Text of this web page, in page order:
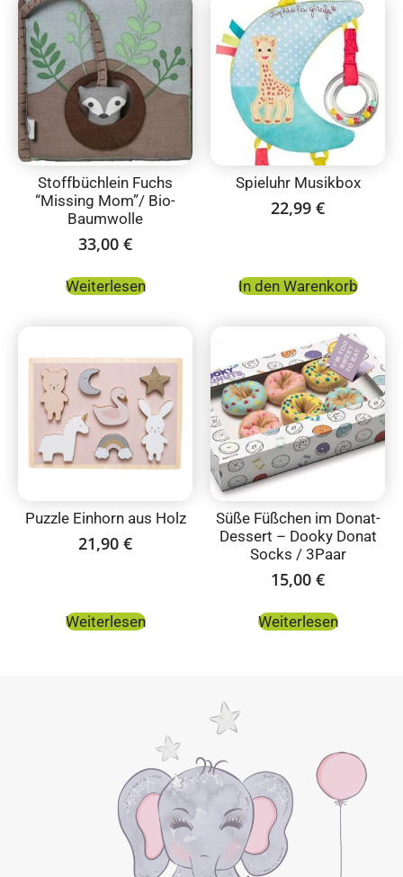
Stoffbüchlein Fuchs
“Missing Mom”/ Bio-
Baumwolle
33,00 €
Weiterlesen
Spieluhr Musikbox
22,99 €
In den Warenkorb
Puzzle Einhorn aus Holz
21,90 €
Weiterlesen
Süße Füßchen im Donat-
Dessert – Dooky Donat
Socks / 3Paar
15,00 €
Weiterlesen